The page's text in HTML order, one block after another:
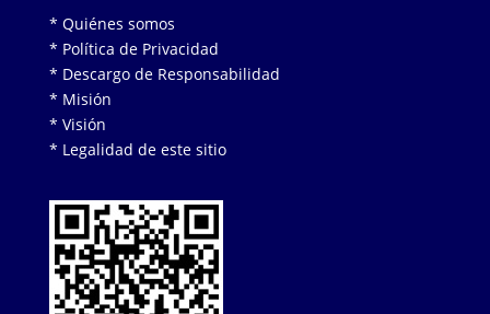
* Quiénes somos
* Política de Privacidad
* Descargo de Responsabilidad
* Misión
* Visión
* Legalidad de este sitio